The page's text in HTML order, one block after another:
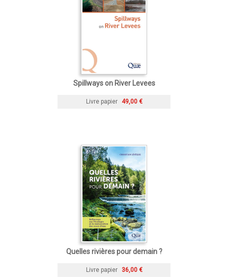
Spillways on River Levees
Livre papier 49,00 €
Quelles rivières pour demain ?
Livre papier 36,00 €